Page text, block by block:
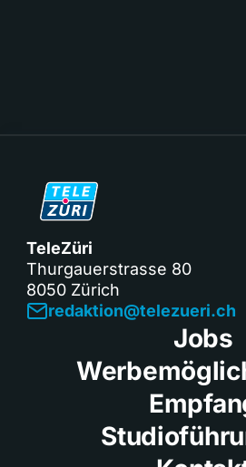
TeleZüri
Thurgauerstrasse 80
8050 Zürich
redaktion@telezueri.ch
Jobs